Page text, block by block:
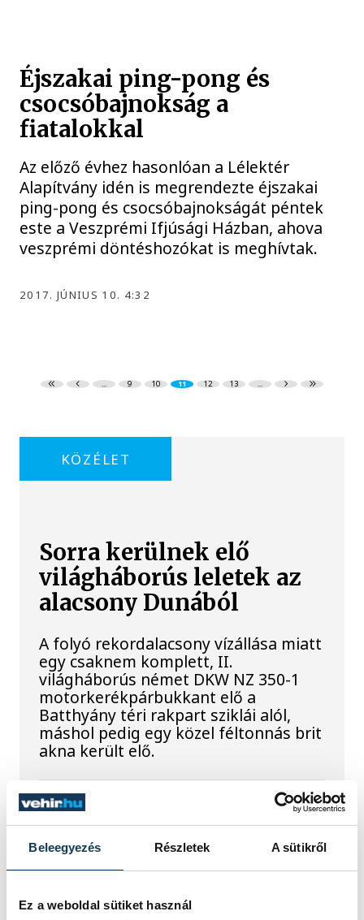
Beleegyezés Részletek A sütikről
Ez a weboldal sütiket használ
Éjszakai ping-pong és
csocsóbajnokság a
fiatalokkal
Az előző évhez hasonlóan a Lélektér
Alapítvány idén is megrendezte éjszakai
ping-pong és csocsóbajnokságát péntek
este a Veszprémi Ifjúsági Házban, ahova
veszprémi döntéshozókat is meghívtak.
2017. JÚNIUS 10. 4:32
... 9 10 11 12 13 ...
KÖZÉLET
Sorra kerülnek elő
világháborús leletek az
alacsony Dunából
A folyó rekordalacsony vízállása miatt
egy csaknem komplett, II.
világháborús német DKW NZ 350-1
motorkerékpárbukkant elő a
Batthyány téri rakpart sziklái alól,
máshol pedig egy közel féltonnás brit
akna került elő.
Késéltánc a Dunán: Mi
történik, ha leáll Paks?
Mártha Imre, az MVM Zrt. egykori
vezérigazgatója ATV-n Rónai Egonnak
adott interjújában vázolta fel a Paksi